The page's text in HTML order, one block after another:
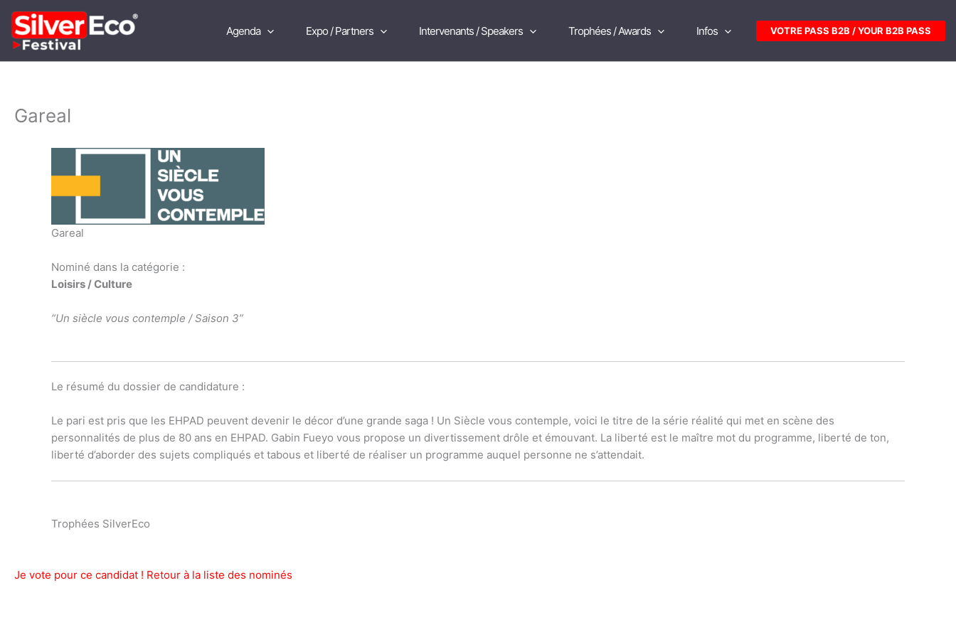
contenu
Agenda Expo / Partners Intervenants / Speakers Trophées / Awards Infos VOTRE PASS B2B / YOUR B2B PASS
Gareal
Gareal
Nominé dans la catégorie :
Loisirs / Culture
“Un siècle vous contemple / Saison 3”
Le résumé du dossier de candidature :
Le pari est pris que les EHPAD peuvent devenir le décor d’une grande saga ! Un Siècle vous contemple, voici le titre de la série réalité qui met en scène des
personnalités de plus de 80 ans en EHPAD. Gabin Fueyo vous propose un divertissement drôle et émouvant. La liberté est le maître mot du programme, liberté de ton,
liberté d’aborder des sujets compliqués et tabous et liberté de réaliser un programme auquel personne ne s’attendait.
Trophées SilverEco
Je vote pour ce candidat ! Retour à la liste des nominés